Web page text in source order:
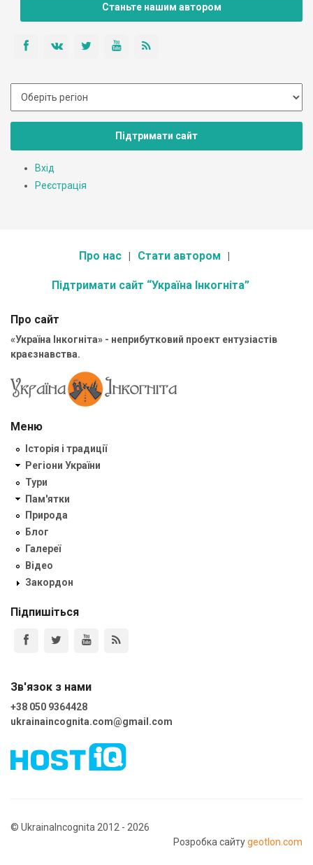
Станьте нашим автором
Підтримати сайт
Вхід
Реєстрація
Про нас Стати автором
Підтримати сайт “Україна Інкогніта”
Про сайт
«Україна Інкогніта» - неприбутковий проект ентузіастів
краєзнавства.
Меню
Історія і традиції
Регіони України
Тури
Пам'ятки
Природа
Блог
Галереї
Відео
Закордон
Підпишіться
Зв'язок з нами
+38 050 9364428
ukrainaincognita.com@gmail.com
© UkrainaIncognita 2012 - 2026
Розробка сайтуgeotlon.com